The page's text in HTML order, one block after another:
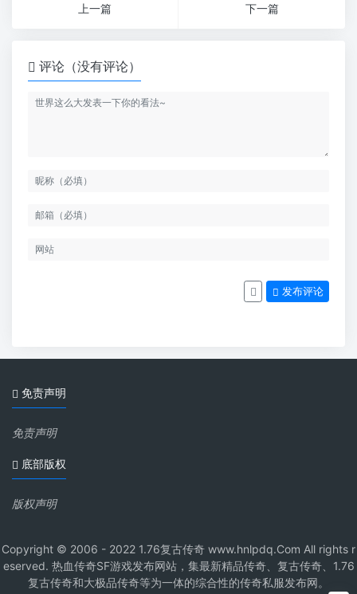
上一篇
下一篇
评论（没有评论）
发布评论
免责声明
免责声明
底部版权
版权声明
Copyright © 2006 - 2022 1.76复古传奇 www.hnlpdq.Com All rights r
eserved. 热血传奇SF游戏发布网站，集最新精品传奇、复古传奇、1.76
复古传奇和大极品传奇等为一体的综合性的传奇私服发布网。